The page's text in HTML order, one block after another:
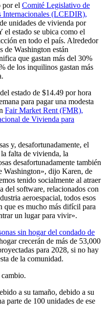
por el Comité Legislativo de
Internacionales (LCEDIR),
unidades de vivienda por
el estado se ubica como el
en todo el país. Alrededor
de Washington están
que gastan más del 30%
de los inquilinos gastan más
estado de $14.49 por hora
para pagar una modesta
Fair Market Rent (FMR),
de Vivienda para
y, desafortunadamente, el
falta de vivienda, la
desafortunadamente también
Washington», dijo Karen, de
tenido socialmente al atraer
del software, relacionados con
aeroespacial, todos esos
que es mucho más difícil para
un lugar para vivir».
sin hogar del condado de
crecerán de más de 53,000
para 2028, si no hay
de la comunidad.
cambio.
a su tamaño, debido a su
parte de 100 unidades de ese